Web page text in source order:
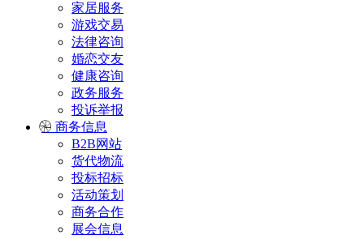
家居服务
游戏交易
法律咨询
婚恋交友
健康咨询
政务服务
投诉举报
商务信息
B2B网站
货代物流
投标招标
活动策划
商务合作
展会信息